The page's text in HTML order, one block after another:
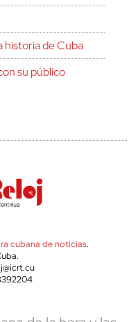
historia de Cuba
su público
cubana de noticias.